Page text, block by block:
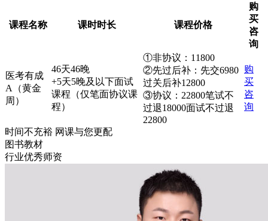
课程名称 课时时长 课程价格
购
买
咨
询
医考有成
A（黄金
周）
46天46晚
+5天5晚及以下面试
课程（仅笔面协议课
程）
①非协议：11800
②先过后补：先交6980
过关后补12800
③协议：22800笔试不
过退18000面试不过退
22800
购
买
咨
询
时间不充裕 网课与您更配
图书教材
行业优秀师资